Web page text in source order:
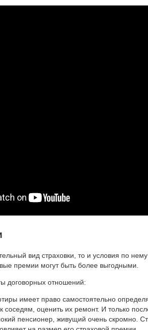
вид страховки, то и условия по
премии могут быть более выгодными.
договорных отношений:
имеет право самостоятельно
соседям, оценить их ремонт. И только
пенсионер, живущий очень скромно.